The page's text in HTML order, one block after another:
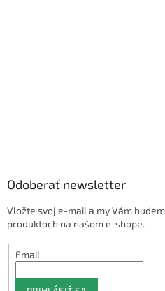
Odoberať newsletter
Vložte svoj e-mail a my Vám
produktoch na našom e-shope.
Email